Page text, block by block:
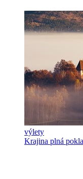
výlety
Krajina plná